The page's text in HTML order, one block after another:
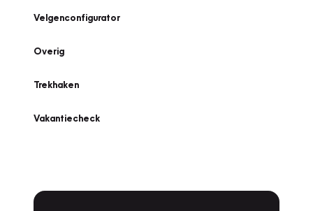
Velgenconfigurator
Overig
Trekhaken
Vakantiecheck